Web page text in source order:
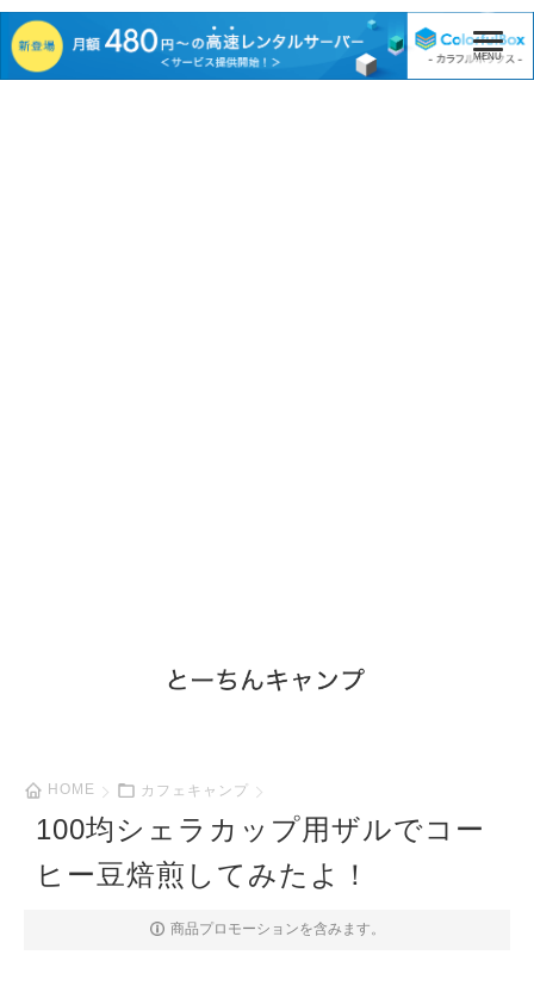
HOME カフェキャンプ
100均シェラカップ用ザルでコー
ヒー豆焙煎してみたよ！
商品プロモーションを含みます。